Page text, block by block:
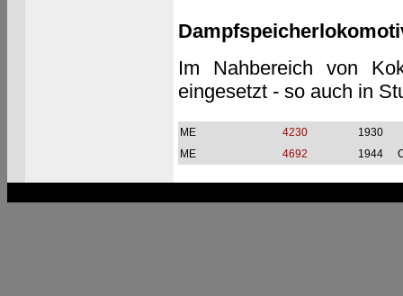
Im Nahbereich von
eingesetzt - so auch in
ME 4230
1930
ME
4692 1944